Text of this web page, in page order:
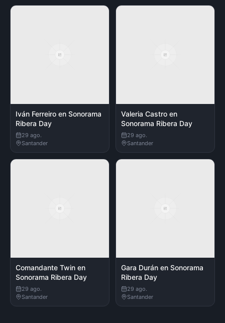
Iván Ferreiro en Sonorama
Ribera Day
29 ago.
Santander
Valeria Castro en
Sonorama Ribera Day
29 ago.
Santander
Comandante Twin en
Sonorama Ribera Day
29 ago.
Santander
Gara Durán en Sonorama
Ribera Day
29 ago.
Santander